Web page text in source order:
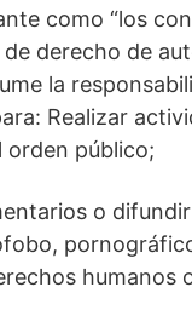
como “los
de derecho de
la
Realizar
orden público;
o
humanos